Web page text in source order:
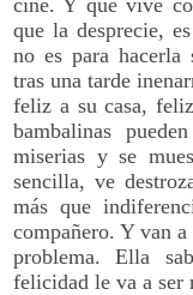
que la desprecie,
no es para
tras una tarde
feliz a su casa,
bambalinas
miserias y se
sencilla, ve
más que
compañero. Y van
problema. Ella
felicidad le va a ser